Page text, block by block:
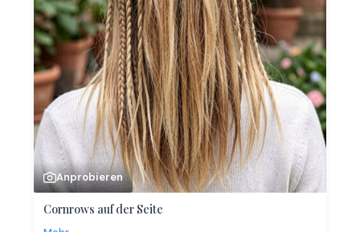
Anprobieren
Cornrows auf der Seite